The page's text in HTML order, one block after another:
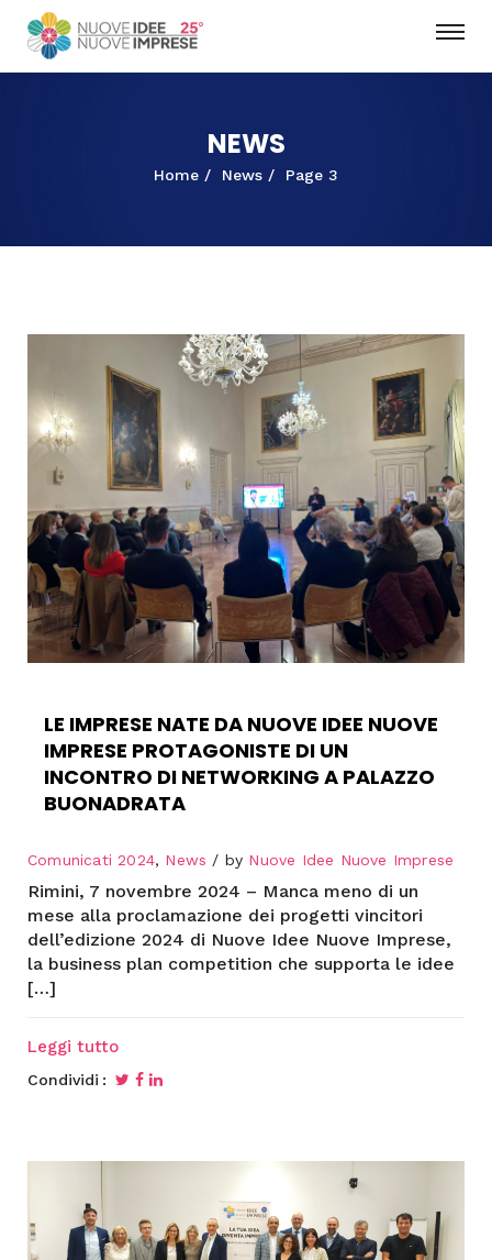
NEWS
Home News Page 3
LE IMPRESE NATE DA NUOVE IDEE NUOVE
IMPRESE PROTAGONISTE DI UN
INCONTRO DI NETWORKING A PALAZZO
BUONADRATA
Comunicati 2024, News by Nuove Idee Nuove Imprese
Rimini, 7 novembre 2024 – Manca meno di un
mese alla proclamazione dei progetti vincitori
dell’edizione 2024 di Nuove Idee Nuove Imprese,
la business plan competition che supporta le idee
[…]
Leggi tutto
Condividi